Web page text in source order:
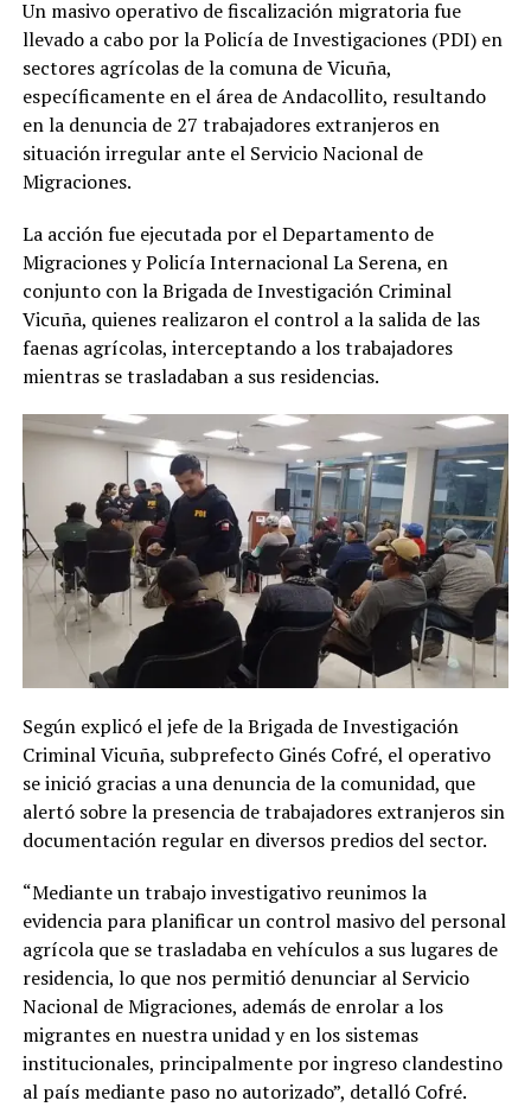
Un masivo operativo de fiscalización migratoria fue
llevado a cabo por la Policía de Investigaciones (PDI) en
sectores agrícolas de la comuna de Vicuña,
específicamente en el área de Andacollito, resultando
en la denuncia de 27 trabajadores extranjeros en
situación irregular ante el Servicio Nacional de
Migraciones.
La acción fue ejecutada por el Departamento de
Migraciones y Policía Internacional La Serena, en
conjunto con la Brigada de Investigación Criminal
Vicuña, quienes realizaron el control a la salida de las
faenas agrícolas, interceptando a los trabajadores
mientras se trasladaban a sus residencias.
Según explicó el jefe de la Brigada de Investigación
Criminal Vicuña, subprefecto Ginés Cofré, el operativo
se inició gracias a una denuncia de la comunidad, que
alertó sobre la presencia de trabajadores extranjeros sin
documentación regular en diversos predios del sector.
“Mediante un trabajo investigativo reunimos la
evidencia para planificar un control masivo del personal
agrícola que se trasladaba en vehículos a sus lugares de
residencia, lo que nos permitió denunciar al Servicio
Nacional de Migraciones, además de enrolar a los
migrantes en nuestra unidad y en los sistemas
institucionales, principalmente por ingreso clandestino
al país mediante paso no autorizado”, detalló Cofré.